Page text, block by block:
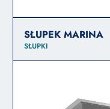
SŁUPEK MARINA
SŁUPKI